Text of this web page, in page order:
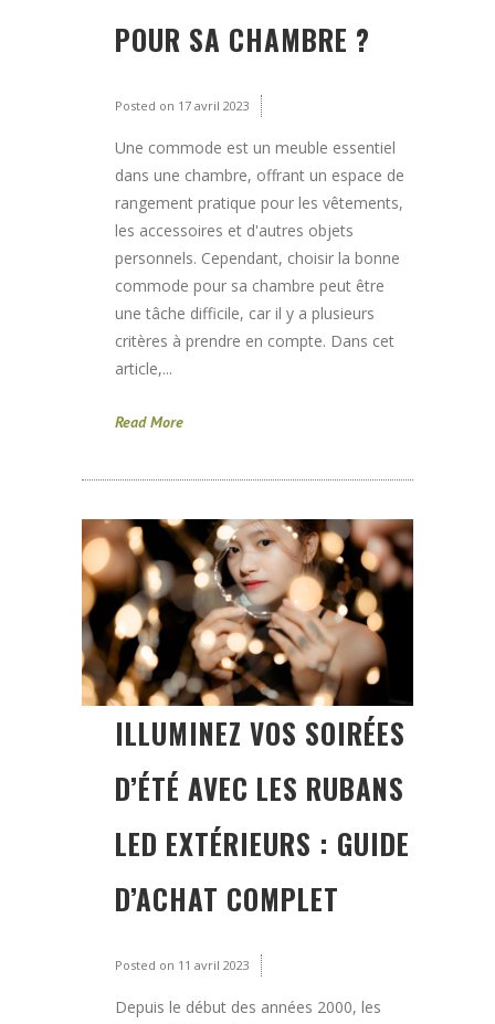
POUR SA CHAMBRE ?
Posted on 17 avril 2023
Une commode est un meuble essentiel
dans une chambre, offrant un espace de
rangement pratique pour les vêtements,
les accessoires et d'autres objets
personnels. Cependant, choisir la bonne
commode pour sa chambre peut être
une tâche difficile, car il y a plusieurs
critères à prendre en compte. Dans cet
article,...
Read More
ILLUMINEZ VOS SOIRÉES
D’ÉTÉ AVEC LES RUBANS
LED EXTÉRIEURS : GUIDE
D’ACHAT COMPLET
Posted on 11 avril 2023
Depuis le début des années 2000, les